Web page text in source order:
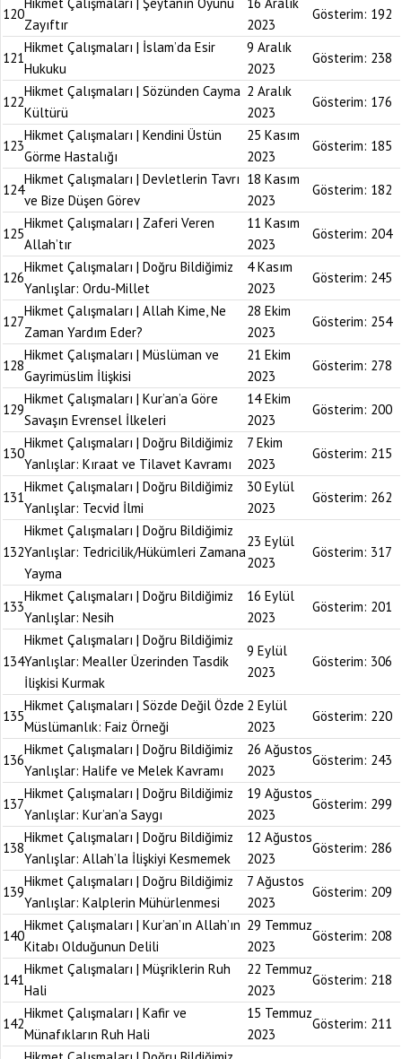
120
Zayıftır
2023
Gösterim: 192
121
Hikmet Çalışmaları | İslam’da Esir
Hukuku
9 Aralık
2023
Gösterim: 238
122
Hikmet Çalışmaları | Sözünden Cayma
Kültürü
2 Aralık
2023
Gösterim: 176
123
Hikmet Çalışmaları | Kendini Üstün
Görme Hastalığı
25 Kasım
2023
Gösterim: 185
124
Hikmet Çalışmaları | Devletlerin Tavrı
ve Bize Düşen Görev
18 Kasım
2023
Gösterim: 182
125
Hikmet Çalışmaları | Zaferi Veren
Allah’tır
11 Kasım
2023
Gösterim: 204
126
Hikmet Çalışmaları | Doğru Bildiğimiz
Yanlışlar: Ordu-Millet
4 Kasım
2023
Gösterim: 245
127
Hikmet Çalışmaları | Allah Kime, Ne
Zaman Yardım Eder?
28 Ekim
2023
Gösterim: 254
128
Hikmet Çalışmaları | Müslüman ve
Gayrimüslim İlişkisi
21 Ekim
2023
Gösterim: 278
129
Hikmet Çalışmaları | Kur’an’a Göre
Savaşın Evrensel İlkeleri
14 Ekim
2023
Gösterim: 200
130
Hikmet Çalışmaları | Doğru Bildiğimiz
Yanlışlar: Kıraat ve Tilavet Kavramı
7 Ekim
2023
Gösterim: 215
131
Hikmet Çalışmaları | Doğru Bildiğimiz
Yanlışlar: Tecvid İlmi
30 Eylül
2023
Gösterim: 262
132
Hikmet Çalışmaları | Doğru Bildiğimiz
Yanlışlar: Tedricilik/Hükümleri Zamana
Yayma
23 Eylül
2023
Gösterim: 317
133
Hikmet Çalışmaları | Doğru Bildiğimiz
Yanlışlar: Nesih
16 Eylül
2023
Gösterim: 201
134
Hikmet Çalışmaları | Doğru Bildiğimiz
Yanlışlar: Mealler Üzerinden Tasdik
İlişkisi Kurmak
9 Eylül
2023
Gösterim: 306
135
Hikmet Çalışmaları | Sözde Değil Özde
Müslümanlık: Faiz Örneği
2 Eylül
2023
Gösterim: 220
136
Hikmet Çalışmaları | Doğru Bildiğimiz
Yanlışlar: Halife ve Melek Kavramı
26 Ağustos
2023
Gösterim: 243
137
Hikmet Çalışmaları | Doğru Bildiğimiz
Yanlışlar: Kur’an’a Saygı
19 Ağustos
2023
Gösterim: 299
138
Hikmet Çalışmaları | Doğru Bildiğimiz
Yanlışlar: Allah’la İlişkiyi Kesmemek
12 Ağustos
2023
Gösterim: 286
139
Hikmet Çalışmaları | Doğru Bildiğimiz
Yanlışlar: Kalplerin Mühürlenmesi
7 Ağustos
2023
Gösterim: 209
140
Hikmet Çalışmaları | Kur’an’ın Allah’ın
Kitabı Olduğunun Delili
29 Temmuz
2023
Gösterim: 208
141
Hikmet Çalışmaları | Müşriklerin Ruh
Hali
22 Temmuz
2023
Gösterim: 218
142
Hikmet Çalışmaları | Kafir ve
Münafıkların Ruh Hali
15 Temmuz
2023
Gösterim: 211